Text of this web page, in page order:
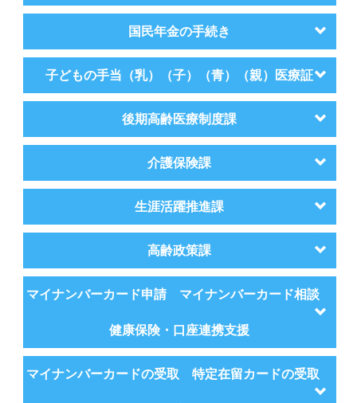
国民年金の手続き
子どもの手当（乳）（子）（青）（親）医療証
後期高齢医療制度課
介護保険課
生涯活躍推進課
高齢政策課
マイナンバーカード申請 マイナンバーカード相談
健康保険・口座連携支援
マイナンバーカードの受取 特定在留カードの受取